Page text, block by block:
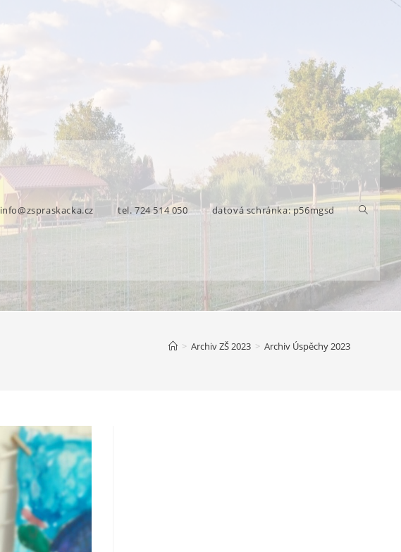
info@zspraskacka.cz tel. 724 514 050 datová schránka: p56mgsd
> Archiv ZŠ 2023 > Archiv Úspěchy 2023